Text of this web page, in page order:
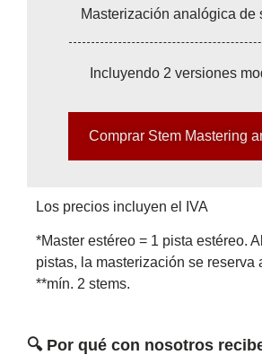
Masterización analógica de
Incluyendo 2 versiones
Comprar Stem Mastering
Los precios incluyen el IVA
*Master estéreo = 1 pista estéreo.
pistas, la masterización se reserva
**mín. 2 stems.
🔍 Por qué con nosotros